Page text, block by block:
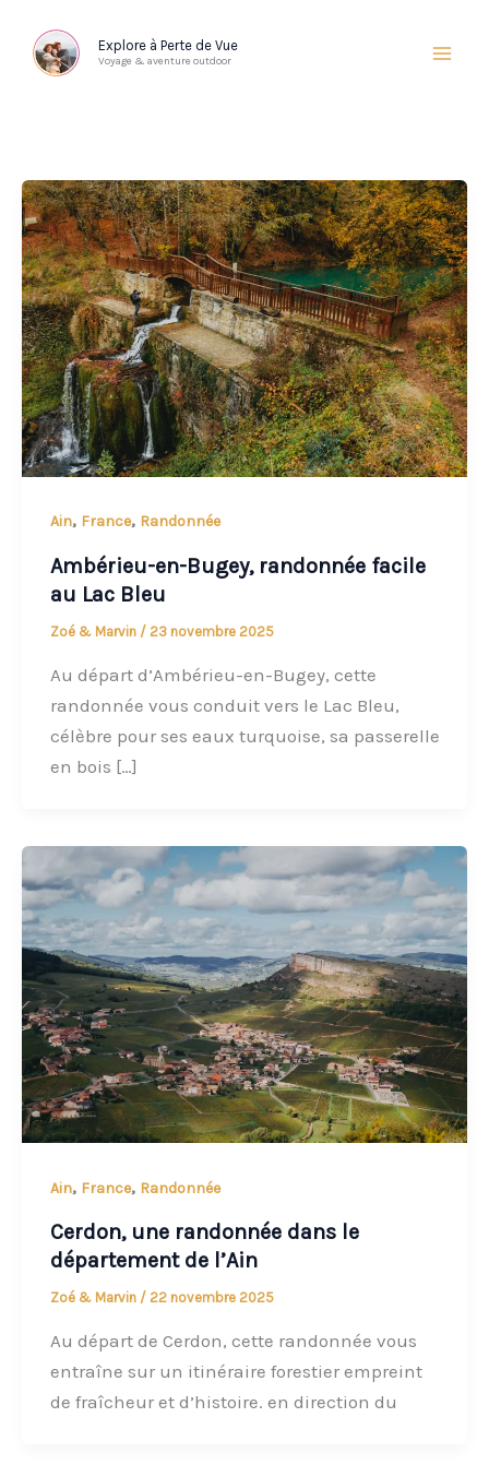
contenu
Explore à Perte de Vue
Voyage & aventure outdoor
Ain, France, Randonnée
Ambérieu-en-Bugey, randonnée facile
au Lac Bleu
Zoé & Marvin / 23 novembre 2025
Au départ d’Ambérieu-en-Bugey, cette
randonnée vous conduit vers le Lac Bleu,
célèbre pour ses eaux turquoise, sa passerelle
en bois […]
Ain, France, Randonnée
Cerdon, une randonnée dans le
département de l’Ain
Zoé & Marvin / 22 novembre 2025
Au départ de Cerdon, cette randonnée vous
entraîne sur un itinéraire forestier empreint
de fraîcheur et d’histoire. en direction du